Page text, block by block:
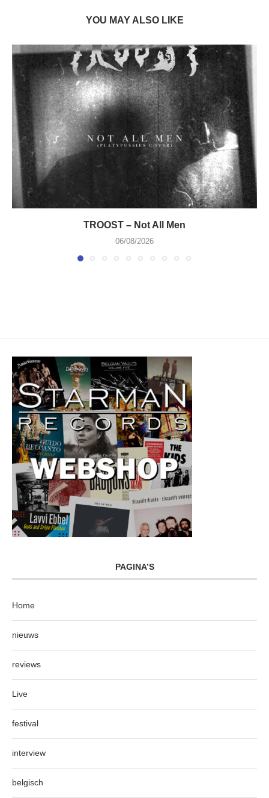
YOU MAY ALSO LIKE
TROOST – Not All Men
06/08/2026
PAGINA’S
Home
nieuws
reviews
Live
festival
interview
belgisch